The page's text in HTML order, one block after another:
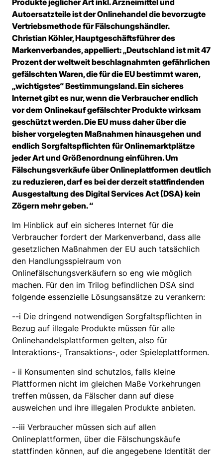
Produkte jeglicher Art inkl. Arzneimittel und
Autoersatzteile ist der Onlinehandel die bevorzugte
Vertriebsmethode für Fälschungshändler.
Christian Köhler, Hauptgeschäftsführer des
Markenverbandes, appelliert: „Deutschland ist mit 47
Prozent der weltweit beschlagnahmten gefährlichen
gefälschten Waren, die für die EU bestimmt waren,
„wichtigstes“ Bestimmungsland. Ein sicheres
Internet gibt es nur, wenn die Verbraucher endlich
vor dem Onlinekauf gefälschter Produkte wirksam
geschützt werden. Die EU muss daher über die
bisher vorgelegten Maßnahmen hinausgehen und
endlich Sorgfaltspflichten für Onlinemarktplätze
jeder Art und Größenordnung einführen. Um
Fälschungsverkäufe über Onlineplattformen deutlich
zu reduzieren, darf es bei der derzeit stattfindenden
Ausgestaltung des Digital Services Act (DSA) kein
Zögern mehr geben. “
Im Hinblick auf ein sicheres Internet für die
Verbraucher fordert der Markenverband, dass alle
gesetzlichen Maßnahmen der EU auch tatsächlich
den Handlungsspielraum von
Onlinefälschungsverkäufern so eng wie möglich
machen. Für den im Trilog befindlichen DSA sind
folgende essenzielle Lösungsansätze zu verankern:
--i Die dringend notwendigen Sorgfaltspflichten in
Bezug auf illegale Produkte müssen für alle
Onlinehandelsplattformen gelten, also für
Interaktions-, Transaktions-, oder Spieleplattformen.
- ii Konsumenten sind schutzlos, falls kleine
Plattformen nicht im gleichen Maße Vorkehrungen
treffen müssen, da Fälscher dann auf diese
ausweichen und ihre illegalen Produkte anbieten.
--iii Verbraucher müssen sich auf allen
Onlineplattformen, über die Fälschungskäufe
stattfinden können, auf die angegebene Identität der